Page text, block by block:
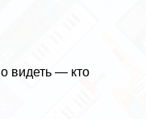
видеть — кто